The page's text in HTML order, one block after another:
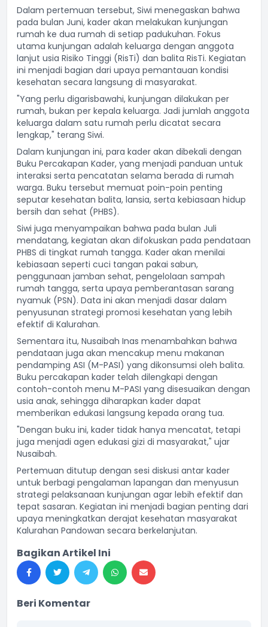
Dalam pertemuan tersebut, Siwi menegaskan bahwa
pada bulan Juni, kader akan melakukan kunjungan
rumah ke dua rumah di setiap padukuhan. Fokus
utama kunjungan adalah keluarga dengan anggota
lanjut usia Risiko Tinggi (RisTi) dan balita RisTi. Kegiatan
ini menjadi bagian dari upaya pemantauan kondisi
kesehatan secara langsung di masyarakat.
"Yang perlu digarisbawahi, kunjungan dilakukan per
rumah, bukan per kepala keluarga. Jadi jumlah anggota
keluarga dalam satu rumah perlu dicatat secara
lengkap," terang Siwi.
Dalam kunjungan ini, para kader akan dibekali dengan
Buku Percakapan Kader, yang menjadi panduan untuk
interaksi serta pencatatan selama berada di rumah
warga. Buku tersebut memuat poin-poin penting
seputar kesehatan balita, lansia, serta kebiasaan hidup
bersih dan sehat (PHBS).
Siwi juga menyampaikan bahwa pada bulan Juli
mendatang, kegiatan akan difokuskan pada pendataan
PHBS di tingkat rumah tangga. Kader akan menilai
kebiasaan seperti cuci tangan pakai sabun,
penggunaan jamban sehat, pengelolaan sampah
rumah tangga, serta upaya pemberantasan sarang
nyamuk (PSN). Data ini akan menjadi dasar dalam
penyusunan strategi promosi kesehatan yang lebih
efektif di Kalurahan.
Sementara itu, Nusaibah Inas menambahkan bahwa
pendataan juga akan mencakup menu makanan
pendamping ASI (M-PASI) yang dikonsumsi oleh balita.
Buku percakapan kader telah dilengkapi dengan
contoh-contoh menu M-PASI yang disesuaikan dengan
usia anak, sehingga diharapkan kader dapat
memberikan edukasi langsung kepada orang tua.
"Dengan buku ini, kader tidak hanya mencatat, tetapi
juga menjadi agen edukasi gizi di masyarakat," ujar
Nusaibah.
Pertemuan ditutup dengan sesi diskusi antar kader
untuk berbagi pengalaman lapangan dan menyusun
strategi pelaksanaan kunjungan agar lebih efektif dan
tepat sasaran. Kegiatan ini menjadi bagian penting dari
upaya meningkatkan derajat kesehatan masyarakat
Kalurahan Pandowan secara berkelanjutan.
Bagikan Artikel Ini
Beri Komentar